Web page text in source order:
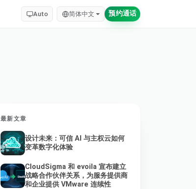
Auto 简体中文 预约通话
最新文章
设计未来：可信 AI 与主权云如何
变革数字化体验
CloudSigma 和 evoila 宣布建立
战略合作伙伴关系，为服务提供商
和企业提供 VMware 连续性